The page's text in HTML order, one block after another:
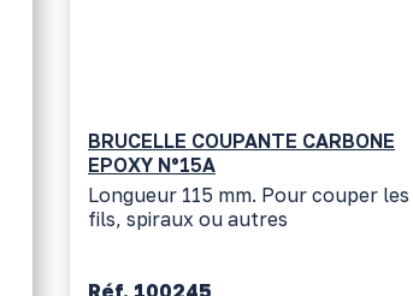
BRUCELLE COUPANTE CARBONE
EPOXY N°15A
Longueur 115 mm. Pour couper les
fils, spiraux ou autres